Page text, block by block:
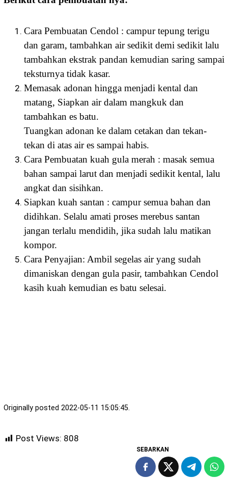
Cara Pembuatan Cendol : campur tepung terigu
dan garam, tambahkan air sedikit demi sedikit lalu
tambahkan ekstrak pandan kemudian saring sampai
teksturnya tidak kasar.
Memasak adonan hingga menjadi kental dan
matang, Siapkan air dalam mangkuk dan
tambahkan es batu.
Tuangkan adonan ke dalam cetakan dan tekan-
tekan di atas air es sampai habis.
Cara Pembuatan kuah gula merah : masak semua
bahan sampai larut dan menjadi sedikit kental, lalu
angkat dan sisihkan.
Siapkan kuah santan : campur semua bahan dan
didihkan. Selalu amati proses merebus santan
jangan terlalu mendidih, jika sudah lalu matikan
kompor.
Cara Penyajian: Ambil segelas air yang sudah
dimaniskan dengan gula pasir, tambahkan Cendol
kasih kuah kemudian es batu selesai.
Originally posted 2022-05-11 15:05:45.
Post Views: 808
SEBARKAN